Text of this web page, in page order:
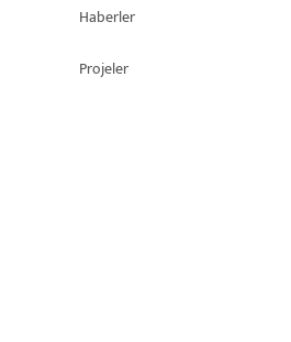
Haberler
Projeler